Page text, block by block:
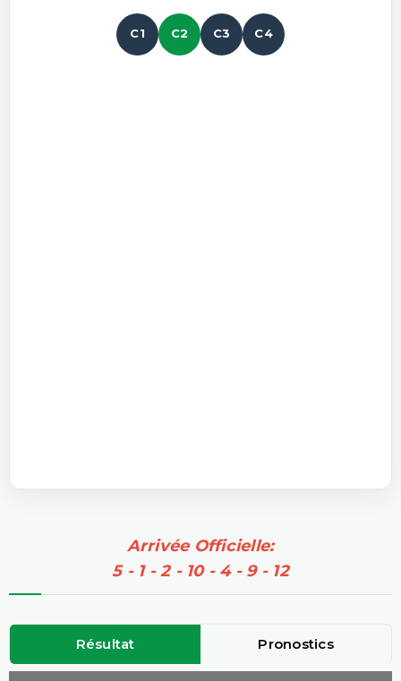
C1 C2 C3 C4
Arrivée Officielle:
5 - 1 - 2 - 10 - 4 - 9 - 12
Résultat Pronostics